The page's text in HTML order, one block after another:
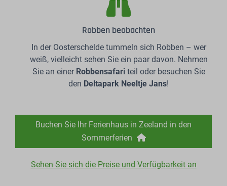
Robben beobachten
In der Oosterschelde tummeln sich Robben – wer
weiß, vielleicht sehen Sie ein paar davon. Nehmen
Sie an einer Robbensafariteil oder besuchen Sie
den Deltapark Neeltje Jans!
Buchen Sie Ihr Ferienhaus in Zeeland in den
Sommerferien
Sehen Sie sich die Preise und Verfügbarkeit an